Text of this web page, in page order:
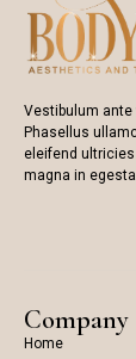
Vestibulum ante
Phasellus
eleifend
magna in
Company
Home